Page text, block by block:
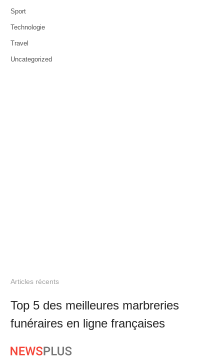
Sport
Technologie
Travel
Uncategorized
Articles récents
Top 5 des meilleures marbreries
funéraires en ligne françaises